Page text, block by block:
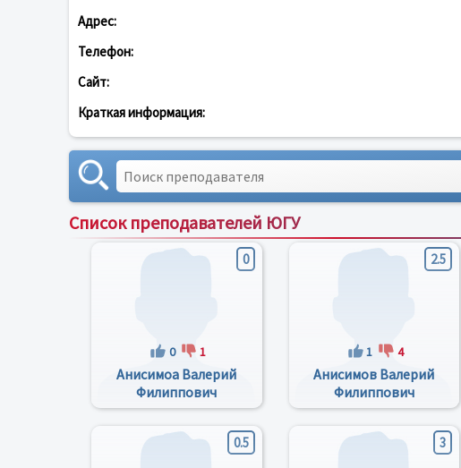
Адрес:
Телефон:
Сайт:
Краткая информация:
Список преподавателей ЮГУ
0
0 1
Анисимоа Валерий
Филиппович
2.5
1 4
Анисимов Валерий
Филиппович
0.5 3